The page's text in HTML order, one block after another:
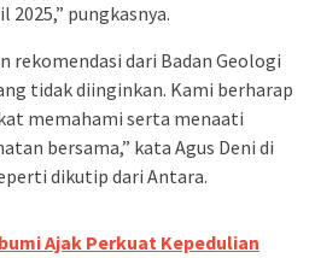
pungkasnya.
rekomendasi dari Badan Geologi
tidak diinginkan. Kami berharap
memahami serta menaati
bersama,” kata Agus Deni di
dikutip dari Antara.
Ajak Perkuat Kepedulian